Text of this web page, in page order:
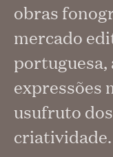
obras
mercado
portuguesa,
expressões
usufruto
criatividade.